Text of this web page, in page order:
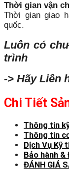
Thời gian vận
Thời gian giao
quốc.
Luôn có
trình
-> Hãy Liên
Chi Tiết
Thông tin
Thông tin
Dịch Vụ Kỹ
Bảo hành &
ĐÁNH GIÁ